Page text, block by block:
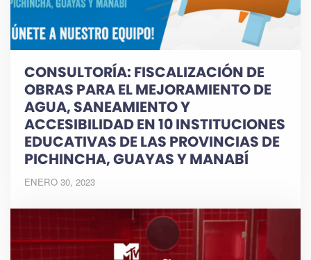
CONSULTORÍA: FISCALIZACIÓN DE
OBRAS PARA EL MEJORAMIENTO DE
AGUA, SANEAMIENTO Y
ACCESIBILIDAD EN 10 INSTITUCIONES
EDUCATIVAS DE LAS PROVINCIAS DE
PICHINCHA, GUAYAS Y MANABÍ
ENERO 30, 2023